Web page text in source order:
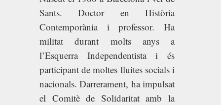
Sants. Doctor en Història
Contemporània i professor. Ha
militat durant molts anys a
l’Esquerra Independentista i és
participant de moltes lluites socials i
nacionals. Darrerament, ha impulsat
el Comitè de Solidaritat amb la